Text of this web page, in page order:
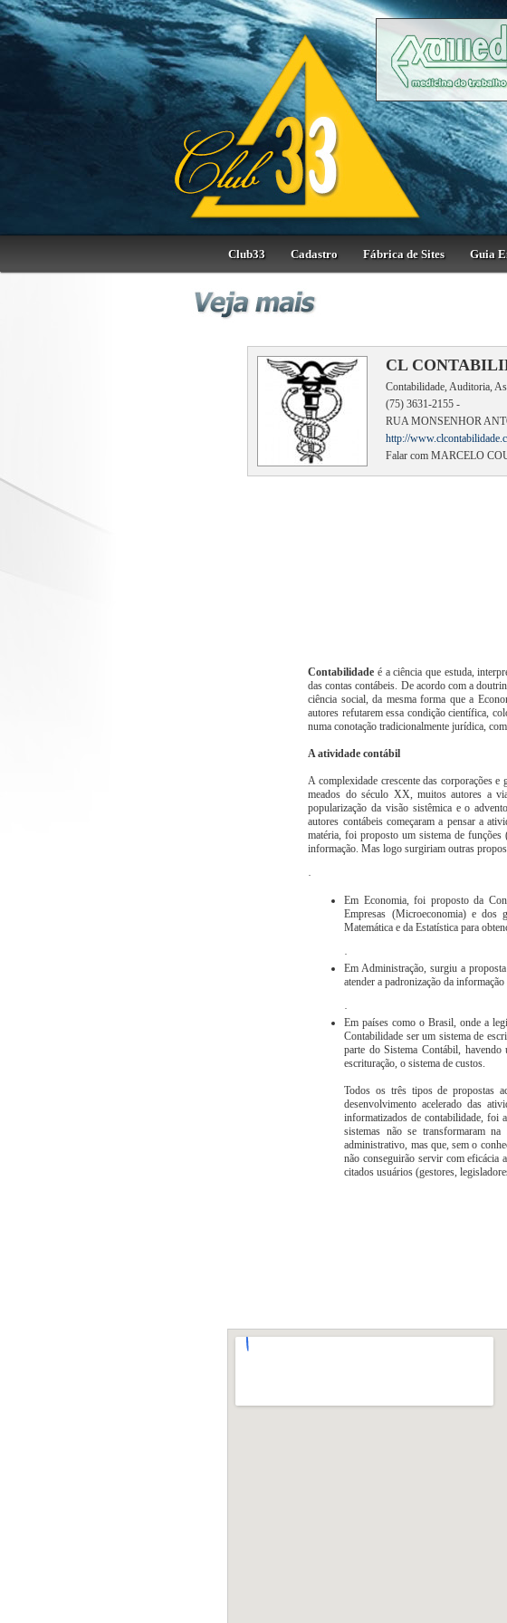
Club33 Cadastro Fábrica de Sites Guia
CL
Contabilidade, Auditoria,
(75) 3631-2155 -
RUA MONSENHOR
http://
Falar com MARCELO
Contabilidade é a ciência que estuda,
das contas contábeis. De acordo com a
ciência social, da mesma forma que a
autores refutarem essa condição científica,
numa conotação tradicionalmente jurídica,
A atividade contábil
A complexidade crescente das corporações
meados do século XX, muitos autores a
popularização da visão sistêmica e o
autores contábeis começaram a pensar a
matéria, foi proposto um sistema de
informação. Mas logo surgiriam outras
·
Em Economia, foi proposto da
Empresas (Microeconomia) e dos
Matemática e da Estatística para
·
Em Administração, surgiu a
atender a padronização da
·
Em países como o Brasil, onde a
Contabilidade ser um sistema de
parte do Sistema Contábil,
escrituração, o sistema de custos.
Todos os três tipos de propostas
desenvolvimento acelerado das
informatizados de contabilidade, foi
sistemas não se transformaram
administrativo, mas que, sem o
não conseguirão servir com eficácia
citados usuários (gestores,